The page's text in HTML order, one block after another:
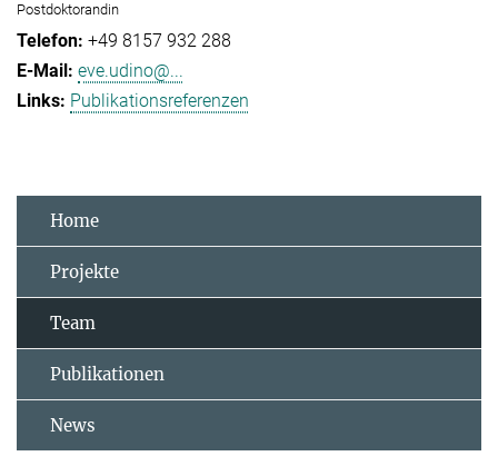
Postdoktorandin
+49 8157 932 288
eve.udino@...
Publikationsreferenzen
Home
Projekte
Team
Publikationen
News